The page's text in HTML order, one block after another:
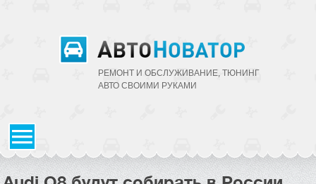
РЕМОНТ И ОБСЛУЖИВАНИЕ, ТЮНИНГ
АВТО CВОИМИ РУКАМИ